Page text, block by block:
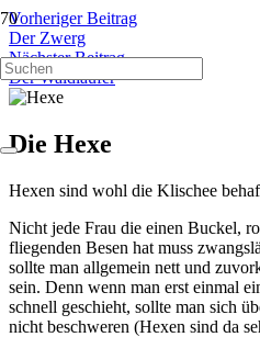
Vorheriger Beitrag
Der Zwerg
Nächster Beitrag
Der Waldläufer
Die Hexe
Hexen sind wohl die Klischee
Nicht jede Frau die einen Buckel,
fliegenden Besen hat muss
sollte man allgemein nett und
sein. Denn wenn man erst einmal
schnell geschieht, sollte man sich
nicht beschweren (Hexen sind da